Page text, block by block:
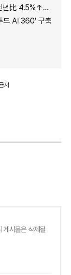
봄' 성장세 뚜렷
드 AI 360' 구축
지